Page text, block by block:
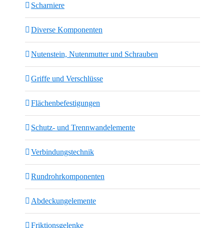
Scharniere
Diverse Komponenten
Nutenstein, Nutenmutter und Schrauben
Griffe und Verschlüsse
Flächenbefestigungen
Schutz- und Trennwandelemente
Verbindungstechnik
Rundrohrkomponenten
Abdeckungelemente
Friktionsgelenke